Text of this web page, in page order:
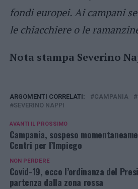
fondi europei. Ai campani
le chiacchiere o le
Nota stampa Severino
ARGOMENTI CORRELATI: CAMPANIA
SEVERINO NAPPI
AVANTI IL ​​PROSSIMO
Campania, sospeso
Centri per l’Impiego
NON PERDERE
Covid-19, ecco l’ordinanza del
partenza dalla zona rossa